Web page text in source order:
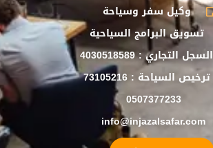
وكيل سفر وسياحة
تسويق البرامج السياحية
السجل التجاري : 4030518589
ترخيص السياحة : 73105216
0507377233
info@injazalsafar.com